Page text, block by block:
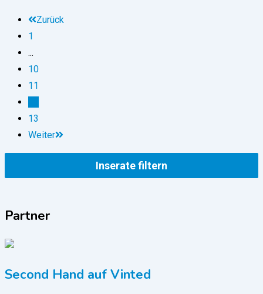
Zurück
1
...
10
11
13
Weiter
Inserate filtern
Partner
Second Hand auf Vinted